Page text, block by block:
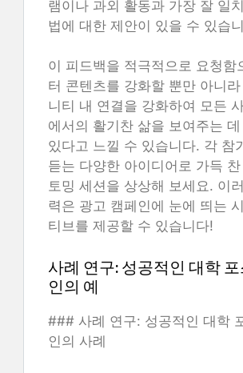
램이나 과외 활동과 가장 잘 일
법에 대한 제안이 있을 수 있습
이 피드백을 적극적으로 요청함
터 콘텐츠를 강화할 뿐만 아니
니티 내 연결을 강화하여 모든
에서의 활기찬 삶을 보여주는
있다고 느낄 수 있습니다. 각 참
듣는 다양한 아이디어로 가득
토밍 세션을 상상해 보세요. 이
력은 광고 캠페인에 눈에 띄는
티브를 제공할 수 있습니다!
사례 연구: 성공적인 대학
인의 예
### 사례 연구: 성공적인 대학
인의 사례